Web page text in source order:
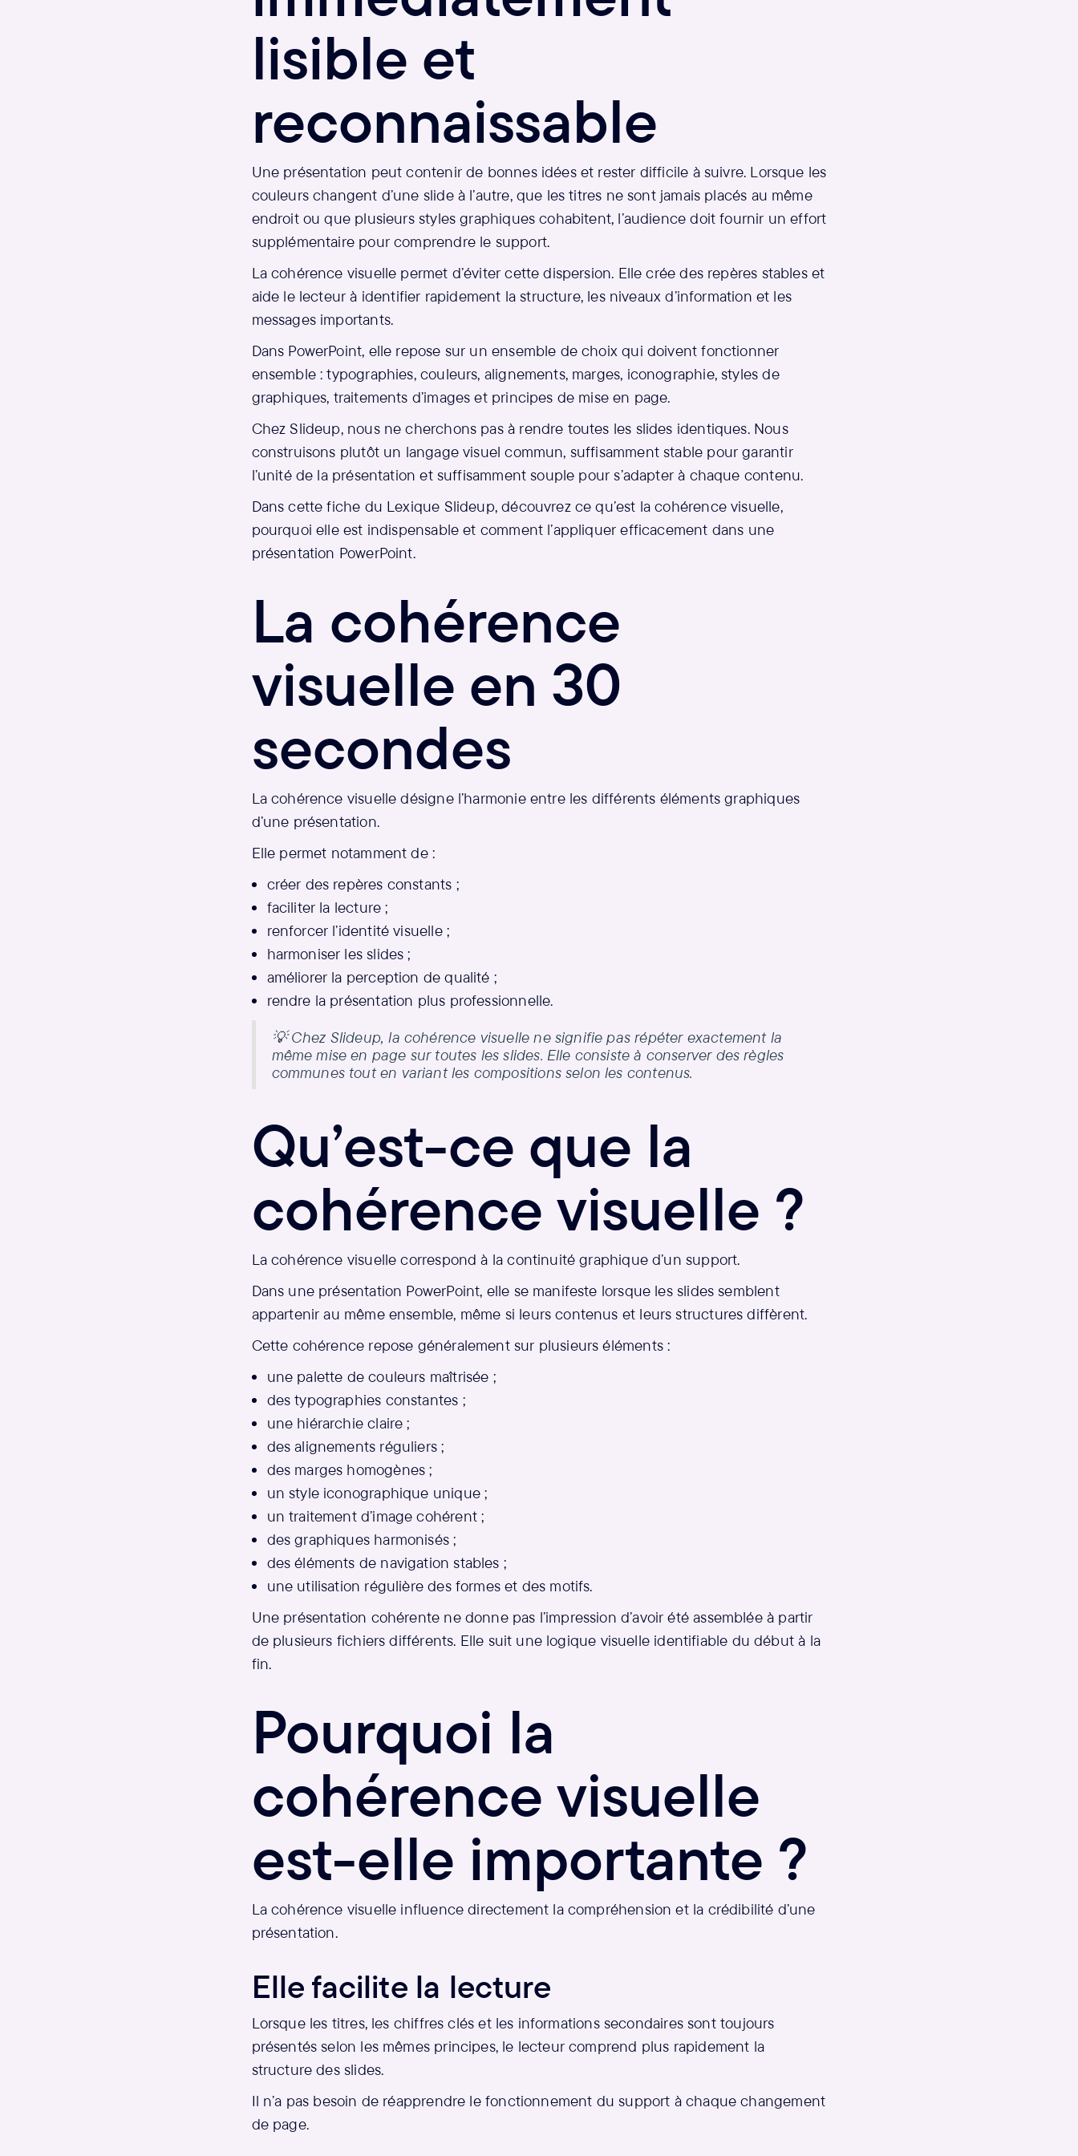
lisible et
reconnaissable
Une présentation peut contenir de bonnes idées et rester difficile à suivre. Lorsque les
couleurs changent d’une slide à l’autre, que les titres ne sont jamais placés au même
endroit ou que plusieurs styles graphiques cohabitent, l’audience doit fournir un effort
supplémentaire pour comprendre le support.
La cohérence visuelle permet d’éviter cette dispersion. Elle crée des repères stables et
aide le lecteur à identifier rapidement la structure, les niveaux d’information et les
messages importants.
Dans PowerPoint, elle repose sur un ensemble de choix qui doivent fonctionner
ensemble : typographies, couleurs, alignements, marges, iconographie, styles de
graphiques, traitements d’images et principes de mise en page.
Chez Slideup, nous ne cherchons pas à rendre toutes les slides identiques. Nous
construisons plutôt un langage visuel commun, suffisamment stable pour garantir
l’unité de la présentation et suffisamment souple pour s’adapter à chaque contenu.
Dans cette fiche du Lexique Slideup, découvrez ce qu’est la cohérence visuelle,
pourquoi elle est indispensable et comment l’appliquer efficacement dans une
présentation PowerPoint.
La cohérence
visuelle en 30
secondes
La cohérence visuelle désigne l’harmonie entre les différents éléments graphiques
d’une présentation.
Elle permet notamment de :
créer des repères constants ;
faciliter la lecture ;
renforcer l’identité visuelle ;
harmoniser les slides ;
améliorer la perception de qualité ;
rendre la présentation plus professionnelle.
💡 Chez Slideup, la cohérence visuelle ne signifie pas répéter exactement la
même mise en page sur toutes les slides. Elle consiste à conserver des règles
communes tout en variant les compositions selon les contenus.
Qu’est-ce que la
cohérence visuelle ?
La cohérence visuelle correspond à la continuité graphique d’un support.
Dans une présentation PowerPoint, elle se manifeste lorsque les slides semblent
appartenir au même ensemble, même si leurs contenus et leurs structures diffèrent.
Cette cohérence repose généralement sur plusieurs éléments :
une palette de couleurs maîtrisée ;
des typographies constantes ;
une hiérarchie claire ;
des alignements réguliers ;
des marges homogènes ;
un style iconographique unique ;
un traitement d’image cohérent ;
des graphiques harmonisés ;
des éléments de navigation stables ;
une utilisation régulière des formes et des motifs.
Une présentation cohérente ne donne pas l’impression d’avoir été assemblée à partir
de plusieurs fichiers différents. Elle suit une logique visuelle identifiable du début à la
fin.
Pourquoi la
cohérence visuelle
est-elle importante ?
La cohérence visuelle influence directement la compréhension et la crédibilité d’une
présentation.
Elle facilite la lecture
Lorsque les titres, les chiffres clés et les informations secondaires sont toujours
présentés selon les mêmes principes, le lecteur comprend plus rapidement la
structure des slides.
Il n’a pas besoin de réapprendre le fonctionnement du support à chaque changement
de page.